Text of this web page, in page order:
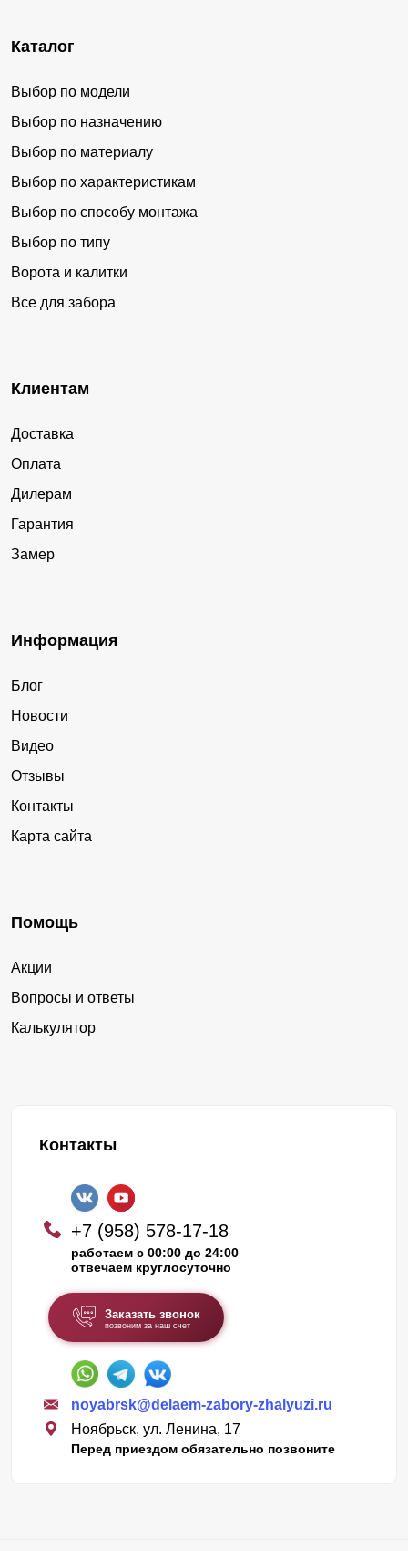
Каталог
Выбор по модели
Выбор по назначению
Выбор по материалу
Выбор по характеристикам
Выбор по способу монтажа
Выбор по типу
Ворота и калитки
Все для забора
Клиентам
Доставка
Оплата
Дилерам
Гарантия
Замер
Информация
Блог
Новости
Видео
Отзывы
Контакты
Карта сайта
Помощь
Акции
Вопросы и ответы
Калькулятор
Контакты
+7 (958) 578-17-18
работаем с 00:00 до 24:00
отвечаем круглосуточно
Заказать звонок
позвоним за наш счет
noyabrsk@delaem-zabory-zhalyuzi.ru
Ноябрьск, ул. Ленина, 17
Перед приездом обязательно позвоните